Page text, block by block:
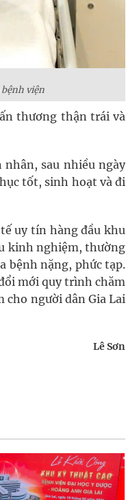
viện
thương thận trái và
sau nhiều ngày
tốt, sinh hoạt và đi
uy tín hàng đầu khu
kinh nghiệm, thường
bệnh nặng, phức tạp.
mới quy trình chăm
cho người dân Gia Lai
Lê Sơn